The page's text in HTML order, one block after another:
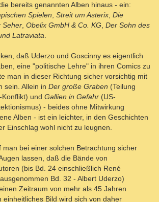
bereits genannten Alben hinaus - ein:
Spielen, Streit um Asterix, Die
Seher, Obelix GmbH & Co. KG, Der Sohn des
Latraviata.
daß Uderzo und Goscinny es eigentlich
eine "politische Lehre" in ihren Comics zu
man in dieser Richtung sicher vorsichtig mit
sein. Allein in Der große Graben (Teilung
und Gallien in Gefahr (US-
- beides ohne Mitwirkung
Alben - ist ein leichter, in den Geschichten
Einschlag wohl nicht zu leugnen.
man bei einer solchen Betrachtung sicher
lassen, daß die Bände von
(bis Bd. 24 einschließlich René
Bd. 32 - Albert Uderzo)
Zeitraum von mehr als 45 Jahren
einheitliches Bild wird sich von daher